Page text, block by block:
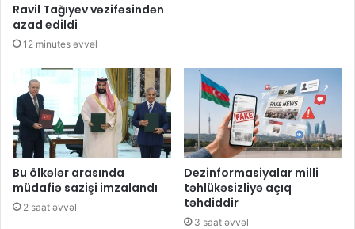
Ravil Tağıyev vəzifəsindən
azad edildi
12 minutes əvvəl
Bu ölkələr arasında
müdafiə sazişi imzalandı
2 saat əvvəl
Dezinformasiyalar milli
təhlükəsizliyə açıq
təhdiddir
3 saat əvvəl